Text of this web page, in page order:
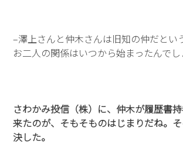
–澤上さんと仲木さんは旧知の仲だとい
お二人の関係はいつから始まったんでし
さわかみ投信（株）に、仲木が履歴書
来たのが、そもそものはじまりだね。
決した。